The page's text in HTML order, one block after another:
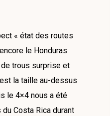
« état des routes
le Honduras
trous surprise et
la taille au-dessus
le 4×4 nous a été
Costa Rica durant